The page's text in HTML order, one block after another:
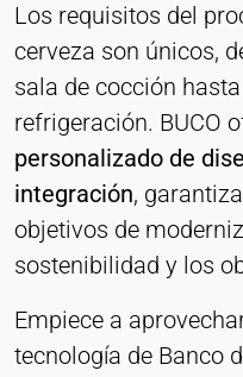
Los requisitos del
cerveza son únicos,
sala de cocción
refrigeración. BUCO
personalizado de
integración,
objetivos de
sostenibilidad y los
Empiece a
tecnología de Banco